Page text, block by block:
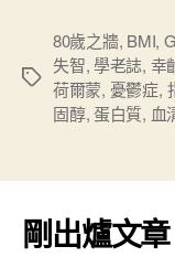
標
80歲之牆, BMI,
失智,學老誌, 幸
荷爾蒙, 憂鬱症,
固醇,蛋白質, 血
剛出爐文章